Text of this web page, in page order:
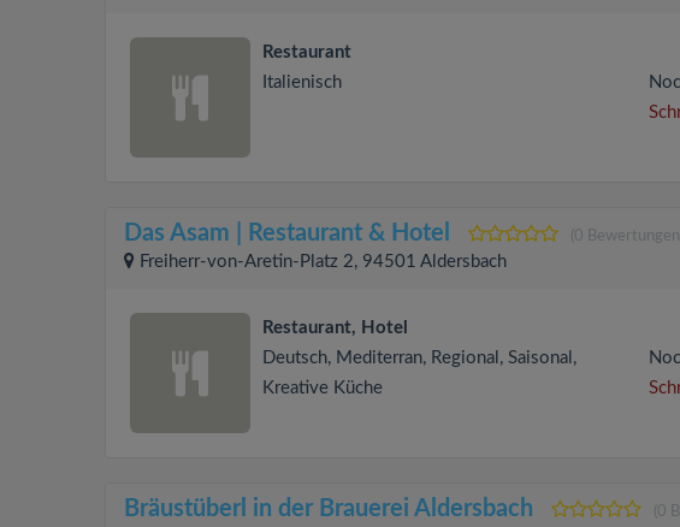
Restaurant
Italienisch
Das Asam | Restaurant & Hotel (0
Freiherr-von-Aretin-Platz 2, 94501 Aldersbach
Restaurant, Hotel
Deutsch, Mediterran, Regional, Saisonal,
Kreative Küche
Bräustüberl in der Brauerei Aldersbach (0